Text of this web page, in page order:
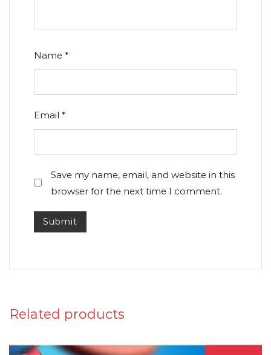
Name *
Email *
Save my name, email, and website in this
browser for the next time I comment.
Related products